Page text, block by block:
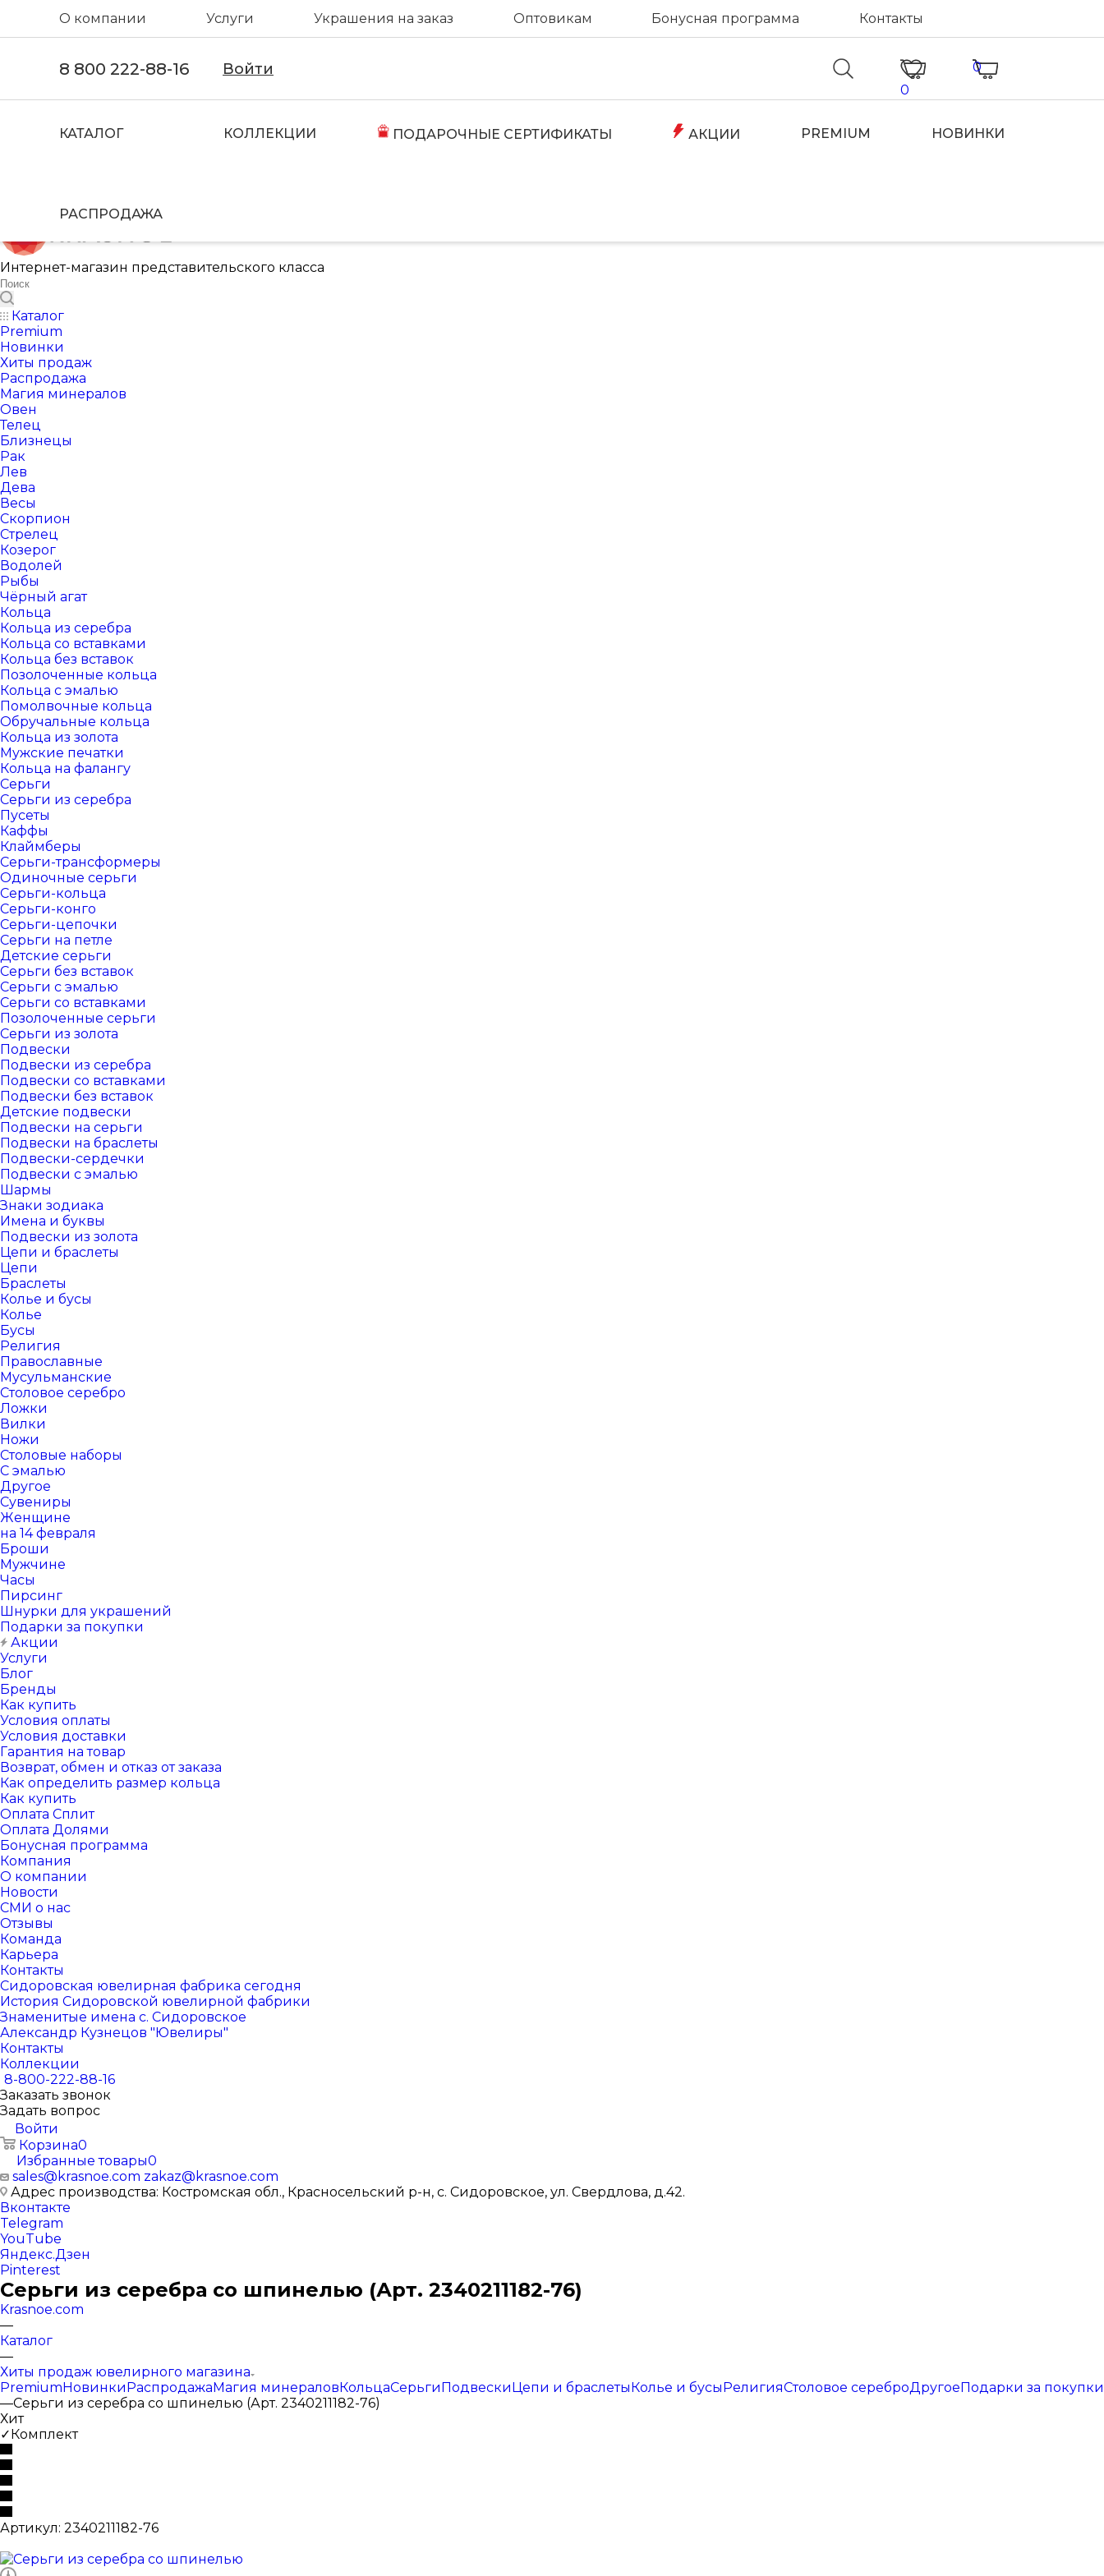
О компании Услуги Украшения на заказ Оптовикам Бонусная программа Контакты
8 800 222-88-16 Войти
0
0
КАТАЛОГ КОЛЛЕКЦИИ ПОДАРОЧНЫЕ СЕРТИФИКАТЫ АКЦИИ PREMIUM НОВИНКИ
РАСПРОДАЖА
Интернет-магазин представительского класса
Каталог
Premium
Новинки
Хиты продаж
Распродажа
Магия минералов
Овен
Телец
Близнецы
Рак
Лев
Дева
Весы
Скорпион
Стрелец
Козерог
Водолей
Рыбы
Чёрный агат
Кольца
Кольца из серебра
Кольца со вставками
Кольца без вставок
Позолоченные кольца
Кольца с эмалью
Помолвочные кольца
Обручальные кольца
Кольца из золота
Мужские печатки
Кольца на фалангу
Серьги
Серьги из серебра
Пусеты
Каффы
Клаймберы
Серьги-трансформеры
Одиночные серьги
Серьги-кольца
Серьги-конго
Серьги-цепочки
Серьги на петле
Детские серьги
Серьги без вставок
Серьги с эмалью
Серьги со вставками
Позолоченные серьги
Серьги из золота
Подвески
Подвески из серебра
Подвески со вставками
Подвески без вставок
Детские подвески
Подвески на серьги
Подвески на браслеты
Подвески-сердечки
Подвески с эмалью
Шармы
Знаки зодиака
Имена и буквы
Подвески из золота
Цепи и браслеты
Цепи
Браслеты
Колье и бусы
Колье
Бусы
Религия
Православные
Мусульманские
Столовое серебро
Ложки
Вилки
Ножи
Столовые наборы
С эмалью
Другое
Сувениры
Женщине
на 14 февраля
Броши
Мужчине
Часы
Пирсинг
Шнурки для украшений
Подарки за покупки
Акции
Услуги
Блог
Бренды
Как купить
Условия оплаты
Условия доставки
Гарантия на товар
Возврат, обмен и отказ от заказа
Как определить размер кольца
Как купить
Оплата Сплит
Оплата Долями
Бонусная программа
Компания
О компании
Новости
СМИ о нас
Отзывы
Команда
Карьера
Контакты
Сидоровская ювелирная фабрика сегодня
История Сидоровской ювелирной фабрики
Знаменитые имена с. Сидоровское
Александр Кузнецов "Ювелиры"
Контакты
Коллекции
8-800-222-88-16
Заказать звонок
Задать вопрос
Войти
Корзина0
Избранные товары0
sales@krasnoe.com zakaz@krasnoe.com
Адрес производства: Костромская обл., Красносельский р-н, с. Сидоровское, ул. Свердлова, д.42.
Вконтакте
Telegram
YouTube
Яндекс.Дзен
Pinterest
Серьги из серебра со шпинелью (Арт. 2340211182-76)
Krasnoe.com
—
Каталог
—
Хиты продаж ювелирного магазина
PremiumНовинкиРаспродажаМагия минераловКольцаСерьгиПодвескиЦепи и браслетыКолье и бусыРелигияСтоловое сереброДругоеПодарки за покупки
—Серьги из серебра со шпинелью (Арт. 2340211182-76)
Хит
✓Комплект
Артикул: 2340211182-76